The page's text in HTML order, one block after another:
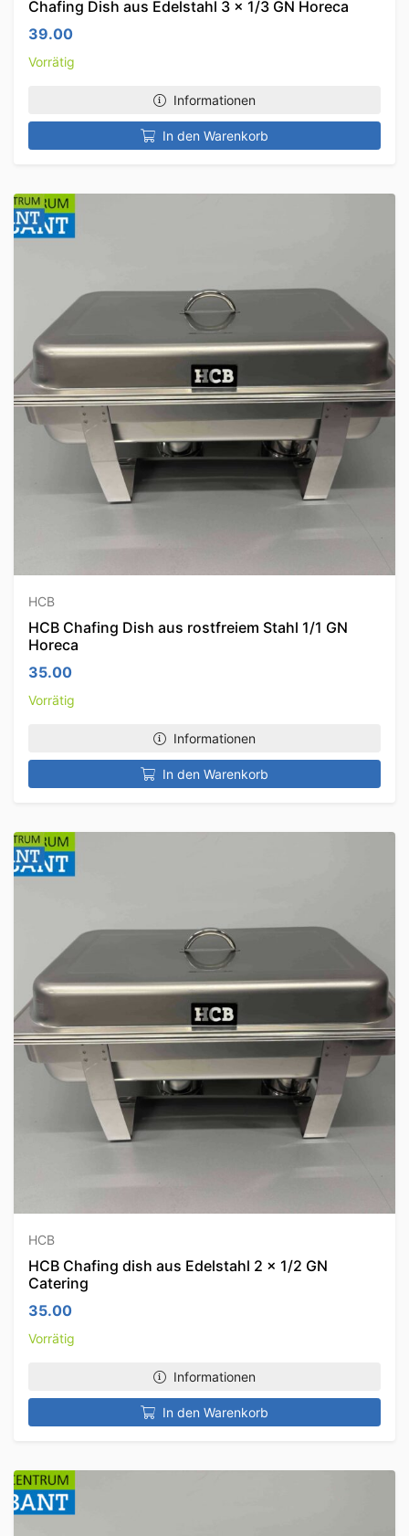
Chafing Dish aus Edelstahl 3 x 1/3 GN Horeca
39.00
Vorrätig
Informationen
In den Warenkorb
HCB
HCB Chafing Dish aus rostfreiem Stahl 1/1 GN
Horeca
35.00
Vorrätig
Informationen
In den Warenkorb
HCB
HCB Chafing dish aus Edelstahl 2 x 1/2 GN
Catering
35.00
Vorrätig
Informationen
In den Warenkorb